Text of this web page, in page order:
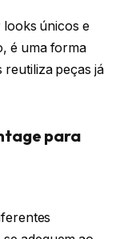
looks únicos e
é uma forma
reutiliza peças já
para